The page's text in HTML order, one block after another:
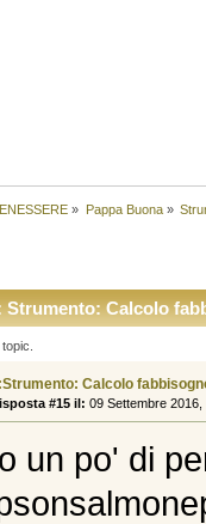
» Pappa Buona»
Calcolo
Calcolo
#15 il: 09 Settembre 2016,
un po' di